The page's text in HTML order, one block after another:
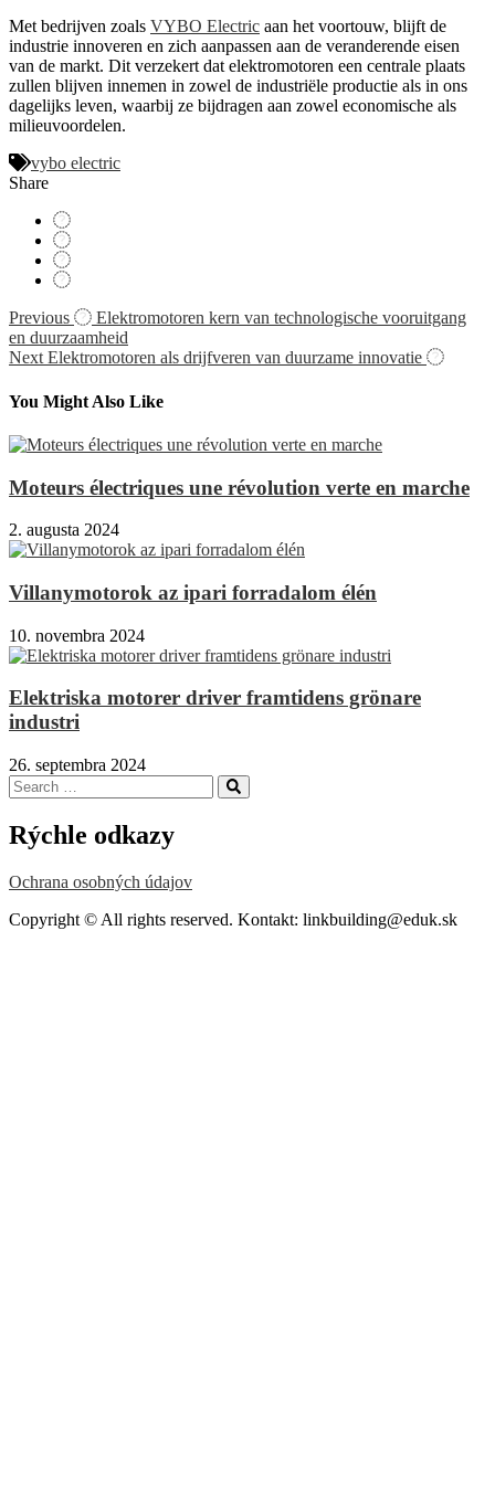
Met bedrijven zoals VYBO Electric aan het voortouw, blijft de
industrie innoveren en zich aanpassen aan de veranderende eisen
van de markt. Dit verzekert dat elektromotoren een centrale plaats
zullen blijven innemen in zowel de industriële productie als in ons
dagelijks leven, waarbij ze bijdragen aan zowel economische als
milieuvoordelen.
vybo electric
Share
Navigácia
v
Previous
Elektromotoren kern van technologische vooruitgang
en duurzaamheid
Next Elektromotoren als drijfveren van duurzame innovatie
You Might Also Like
Moteurs électriques une révolution verte en marche
2. augusta 2024
Villanymotorok az ipari forradalom élén
10. novembra 2024
Elektriska motorer driver framtidens grönare
industri
26. septembra 2024
Search
for:
Search
Rýchle odkazy
Ochrana osobných údajov
Copyright © All rights reserved. Kontakt: linkbuilding@eduk.sk